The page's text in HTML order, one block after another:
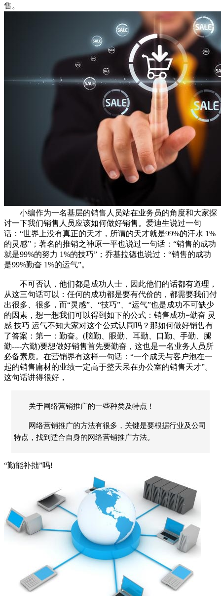
售。
小编作为一名基层的销售人员站在业务员的角度和大家探
讨一下我们销售人员应该如何做好销售。爱迪生说过一句
话：“世界上没有真正的天才，所谓的天才就是99%的汗水 1%
的灵感”；著名的推销之神原一平也说过一句话：“销售的成功
就是99%的努力 1%的技巧”；乔基拉德也说过：“销售的成功
是99%勤奋 1%的运气”。
不可否认，他们都是成功人士，因此他们的话都有道理，
从这三句话可以：任何的成功都是要有代价的，都需要我们付
出很多、很多，而“灵感”、“技巧”、“运气”也是成功不可缺少
的因素，想一想我们可以得到如下的公式：销售成功=勤奋 灵
感 技巧 运气不知大家对这个公式认同吗？那如何做好销售有
了答案：第一：勤奋。(脑勤、眼勤、耳勤、口勤、手勤、腿
勤----六勤)要想做好销售首先要勤奋，这也是一名业务人员所
必备素质。在营销界有这样一句话：“一个成天与客户泡在一
起的销售庸材的业绩一定高于整天呆在办公室的销售天才”。
这句话讲得很好，
关于网络营销推广的一些种类及特点！
网络营销推广的方法有很多，关键是要根据行业及公司
特点，找到适合自身的网络营销推广方法。
“勤能补拙”吗!